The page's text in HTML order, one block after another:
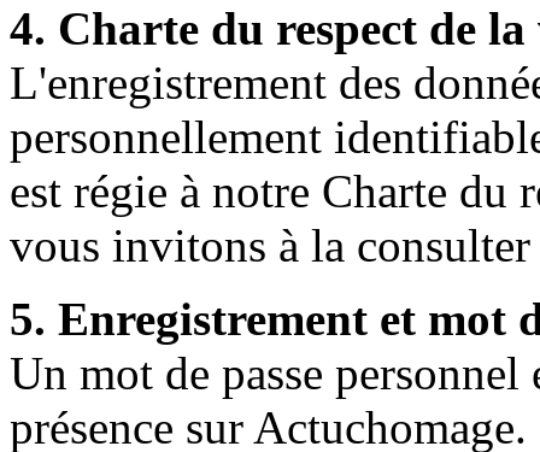
4. Charte du respect de
L'enregistrement des
personnellement
est régie à notre Charte du
vous invitons à la
5. Enregistrement et mot
Un mot de passe
présence sur